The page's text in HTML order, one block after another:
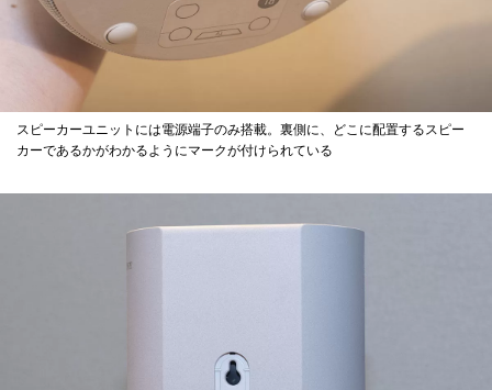
スピーカーユニットには電源端子のみ搭載。裏側に、どこに配置するスピー
カーであるかがわかるようにマークが付けられている